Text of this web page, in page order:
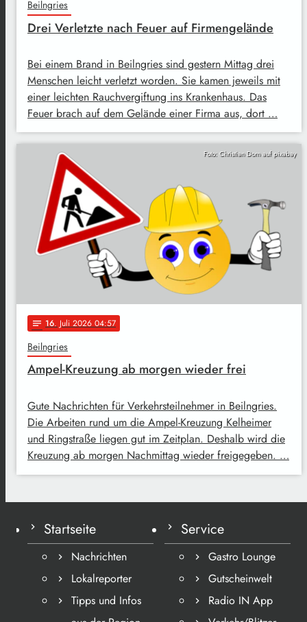
Beilngries
Drei Verletzte nach Feuer auf Firmengelände
Bei einem Brand in Beilngries sind gestern Mittag drei
Menschen leicht verletzt worden. Sie kamen jeweils mit
einer leichten Rauchvergiftung ins Krankenhaus. Das
Feuer brach auf dem Gelände einer Firma aus, dort …
Foto: Christian Dorn auf pixabay
notes 16. Juli 2026 04:57
Beilngries
Ampel-Kreuzung ab morgen wieder frei
Gute Nachrichten für Verkehrsteilnehmer in Beilngries.
Die Arbeiten rund um die Ampel-Kreuzung Kelheimer
und Ringstraße liegen gut im Zeitplan. Deshalb wird die
Kreuzung ab morgen Nachmittag wieder freigegeben. …
Startseite
Nachrichten
Lokalreporter
Tipps und Infos
Service
Gastro Lounge
Gutscheinwelt
Radio IN App